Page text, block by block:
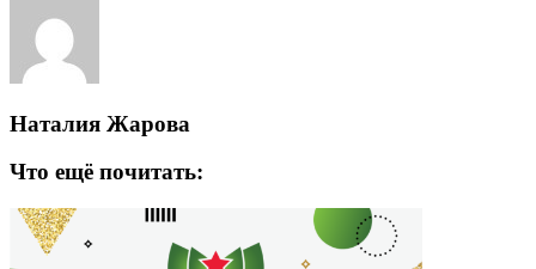
Наталия Жарова
Что ещё почитать: